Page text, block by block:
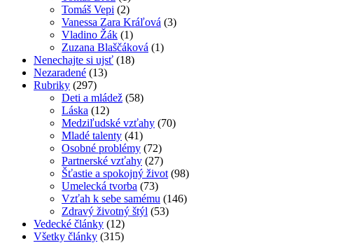
Tomáš Vepi (2)
Vanessa Zara Kráľová (3)
Vladino Žák (1)
Zuzana Blaščáková (1)
Nenechajte si ujsť (18)
Nezaradené (13)
Rubriky (297)
Deti a mládež (58)
Láska (12)
Medziľudské vzťahy (70)
Mladé talenty (41)
Osobné problémy (72)
Partnerské vzťahy (27)
Šťastie a spokojný život (98)
Umelecká tvorba (73)
Vzťah k sebe samému (146)
Zdravý životný štýl (53)
Vedecké články (12)
Všetky články (315)